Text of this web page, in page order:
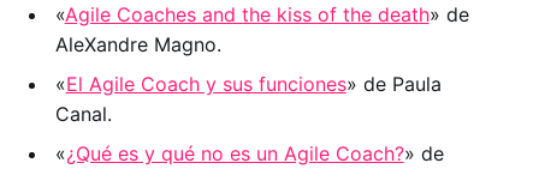
«Agile Coaches and the kiss of the death» de
AleXandre Magno.
«El Agile Coach y sus funciones» de Paula
Canal.
«¿Qué es y qué no es un Agile Coach?» de